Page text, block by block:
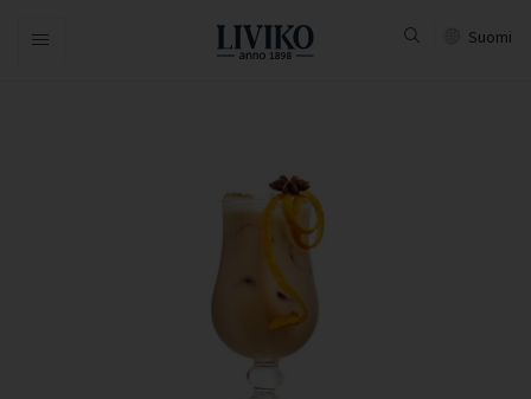
Suomi